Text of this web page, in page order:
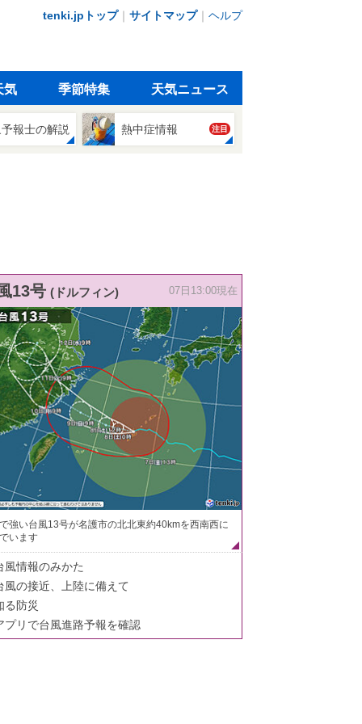
tenki.jpトップ｜ サイトマップ｜ ヘルプ
気 季節特集 天気ニュース
報士の解説 熱中症情報 注目
13号 (ドルフィン) 07日13:00現在
強い台風13号が名護市の北北東約40kmを西南西に
います
風情報のみかた
風の接近、上陸に備えて
る防災
プリで台風進路予報を確認